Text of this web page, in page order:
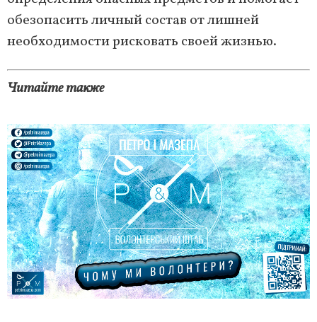
обезопасить личный состав от лишней
необходимости рисковать своей жизнью.
Читайте также